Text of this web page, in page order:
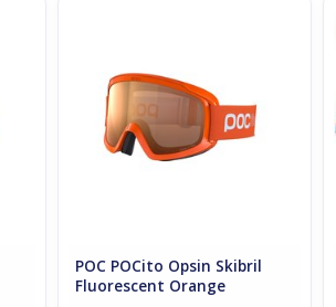
POC POCito Opsin Skibril
Fluorescent Orange